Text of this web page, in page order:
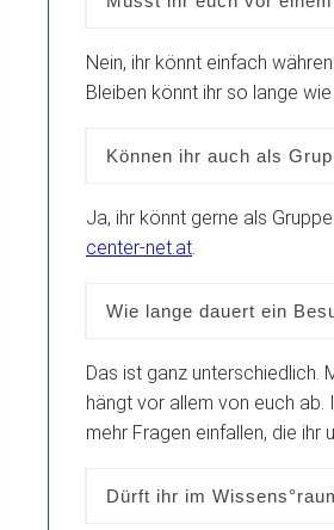
Nein, ihr könnt einfach
Bleiben könnt ihr so lange
Können ihr auch als
Ja, ihr könnt gerne als
center-net.at.
Wie lange dauert ein
Das ist ganz unterschiedlich.
hängt vor allem von euch ab.
mehr Fragen einfallen, die ihr
Dürft ihr im